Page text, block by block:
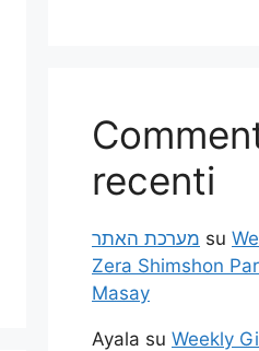
recenti
מערכת האתר su
Zera Shimshon
Masay
Ayala su Weekly